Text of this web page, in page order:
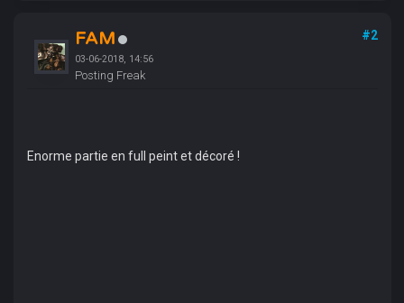
FAM
03-06-2018, 14:56
Posting Freak
#2
Enorme partie en full peint et décoré !